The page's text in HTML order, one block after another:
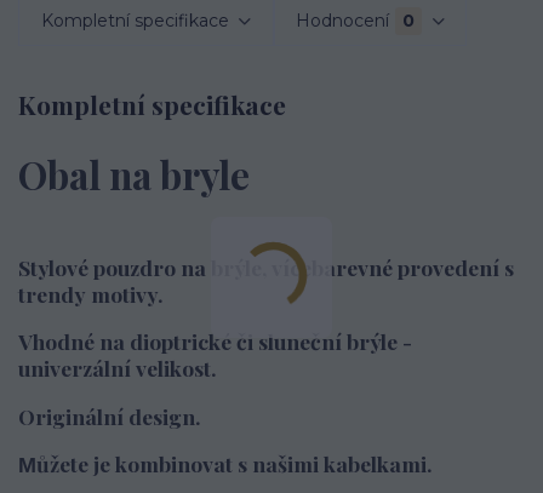
Kompletní specifikace Hodnocení 0
Kompletní specifikace
Obal na bryle
Stylové pouzdro na brýle, vícebarevné provedení s
trendy motivy.
Vhodné na dioptrické či sluneční brýle -
univerzální velikost.
Originální design.
Můžete je kombinovat s našimi kabelkami.